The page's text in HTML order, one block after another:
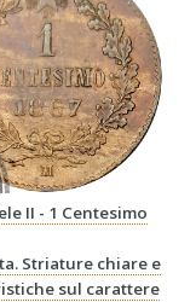
II - 1 Centesimo
Striature chiare e
sul carattere